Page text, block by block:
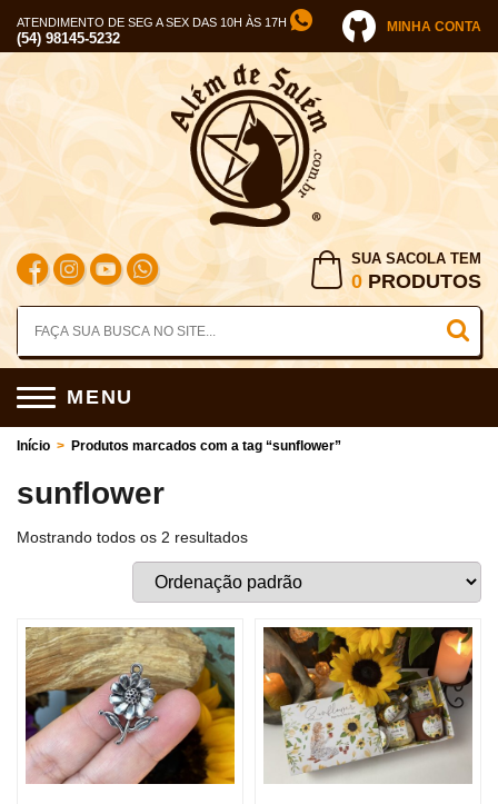
ATENDIMENTO DE SEG A SEX DAS 10H ÀS 17H
(54) 98145-5232
MINHA CONTA
SUA SACOLA TEM
0 PRODUTOS
MENU
Início > Produtos marcados com a tag “sunflower”
sunflower
Mostrando todos os 2 resultados